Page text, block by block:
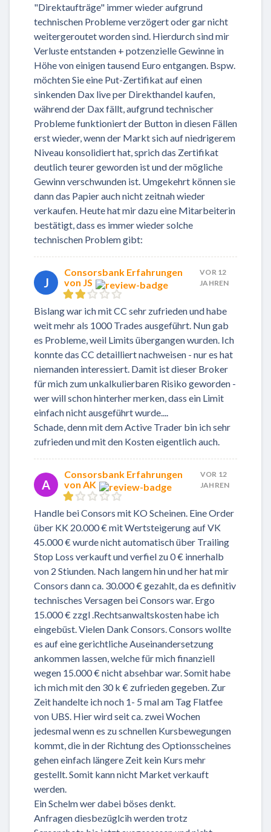
"Direktaufträge" immer wieder aufgrund
technischen Probleme verzögert oder gar nicht
weitergeroutet worden sind. Hierdurch sind mir
Verluste entstanden + potzenzielle Gewinne in
Höhe von einigen tausend Euro entgangen. Bspw.
möchten Sie eine Put-Zertifikat auf einen
sinkenden Dax live per Direkthandel kaufen,
während der Dax fällt, aufgrund technischer
Probleme funktioniert der Button in diesen Fällen
erst wieder, wenn der Markt sich auf niedrigerem
Niveau konsolidiert hat, sprich das Zertifikat
deutlich teurer geworden ist und der mögliche
Gewinn verschwunden ist. Umgekehrt können sie
dann das Papier auch nicht zeitnah wieder
verkaufen. Heute hat mir dazu eine Mitarbeiterin
bestätigt, dass es immer wieder solche
technischen Problem gibt:
J
Consorsbank Erfahrungen
von JS
VOR 12
JAHREN
Bislang war ich mit CC sehr zufrieden und habe
weit mehr als 1000 Trades ausgeführt. Nun gab
es Probleme, weil Limits übergangen wurden. Ich
konnte das CC detailliert nachweisen - nur es hat
niemanden interessiert. Damit ist dieser Broker
für mich zum unkalkulierbaren Risiko geworden -
wer will schon hinterher merken, dass ein Limit
einfach nicht ausgeführt wurde....
Schade, denn mit dem Active Trader bin ich sehr
zufrieden und mit den Kosten eigentlich auch.
A
Consorsbank Erfahrungen
von AK
VOR 12
JAHREN
Handle bei Consors mit KO Scheinen. Eine Order
über KK 20.000 € mit Wertsteigerung auf VK
45.000 € wurde nicht automatisch über Trailing
Stop Loss verkauft und verfiel zu 0 € innerhalb
von 2 Stiunden. Nach langem hin und her hat mir
Consors dann ca. 30.000 € gezahlt, da es definitiv
technisches Versagen bei Consors war. Ergo
15.000 € zzgl .Rechtsanwaltskosten habe ich
eingebüst. Vielen Dank Consors. Consors wollte
es auf eine gerichtliche Auseinandersetzung
ankommen lassen, welche für mich finanziell
wegen 15.000 € nicht absehbar war. Somit habe
ich mich mit den 30 k € zufrieden gegeben. Zur
Zeit handelte ich noch 1- 5 mal am Tag Flatfee
von UBS. Hier wird seit ca. zwei Wochen
jedesmal wenn es zu schnellen Kursbewegungen
kommt, die in der Richtung des Optionsscheines
gehen einfach längere Zeit kein Kurs mehr
gestellt. Somit kann nicht Market verkauft
werden.
Ein Schelm wer dabei böses denkt.
Anfragen diesbezüglcih werden trotz